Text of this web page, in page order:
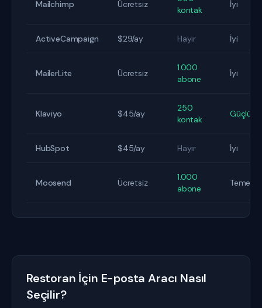
Mailchimp Ücretsiz
kontak
İyi
ActiveCampaign $29/ay Hayır İyi
MailerLite Ücretsiz
1.000
abone
İyi
Klaviyo $45/ay
250
kontak
Güçlü
HubSpot $45/ay Hayır İyi
Moosend Ücretsiz
1.000
abone
Temel
Restoran İçin E-posta Aracı Nasıl
Seçilir?